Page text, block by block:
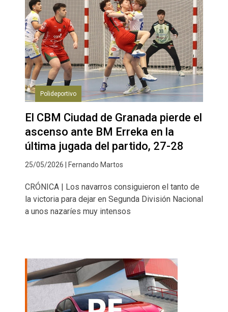
Polideportivo
El CBM Ciudad de Granada pierde el
ascenso ante BM Erreka en la
última jugada del partido, 27-28
25/05/2026 | Fernando Martos
CRÓNICA | Los navarros consiguieron el tanto de
la victoria para dejar en Segunda División Nacional
a unos nazaríes muy intensos